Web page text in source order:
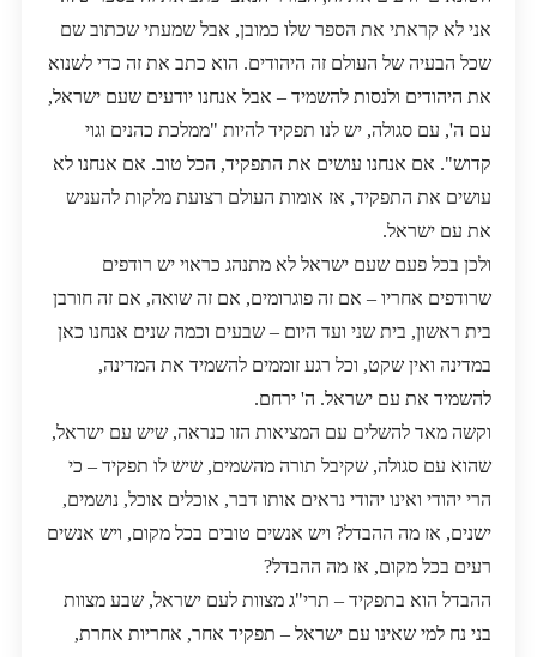
אני לא קראתי את הספר שלו כמובן, אבל שמעתי שכתוב שם
שכל הבעיה של העולם זה היהודים. הוא כתב את זה כדי לשנוא
את היהודים ולנסות להשמיד – אבל אנחנו יודעים שעם ישראל,
עם ה', עם סגולה, יש לנו תפקיד להיות "ממלכת כהנים וגוי
קדוש". אם אנחנו עושים את התפקיד, הכל טוב. אם אנחנו לא
עושים את התפקיד, אז אומות העולם רצועת מלקות להעניש
את עם ישראל.
ולכן בכל פעם שעם ישראל לא מתנהג כראוי יש רודפים
שרודפים אחריו – אם זה פוגרומים, אם זה שואה, אם זה חורבן
בית ראשון, בית שני ועד היום – שבעים וכמה שנים אנחנו כאן
במדינה ואין שקט, וכל רגע זוממים להשמיד את המדינה,
להשמיד את עם ישראל. ה' ירחם.
וקשה מאד להשלים עם המציאות הזו כנראה, שיש עם ישראל,
שהוא עם סגולה, שקיבל תורה מהשמים, שיש לו תפקיד – כי
הרי יהודי ואינו יהודי נראים אותו דבר, אוכלים אוכל, נושמים,
ישנים, אז מה ההבדל? ויש אנשים טובים בכל מקום, ויש אנשים
רעים בכל מקום, אז מה ההבדל?
ההבדל הוא בתפקיד – תרי"ג מצוות לעם ישראל, שבע מצוות
בני נח למי שאינו עם ישראל – תפקיד אחר, אחריות אחרת,